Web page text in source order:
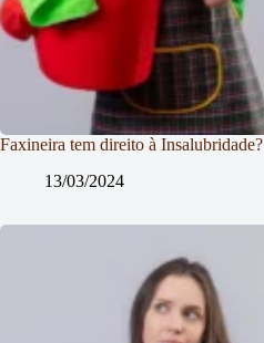
Faxineira tem direito à Insalubridade?
13/03/2024